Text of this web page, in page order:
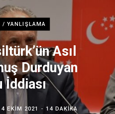
/ YANLIŞLAMA
Asıl
Durduyan
İddiası
4 EKIM 2021 14 DAKIKA